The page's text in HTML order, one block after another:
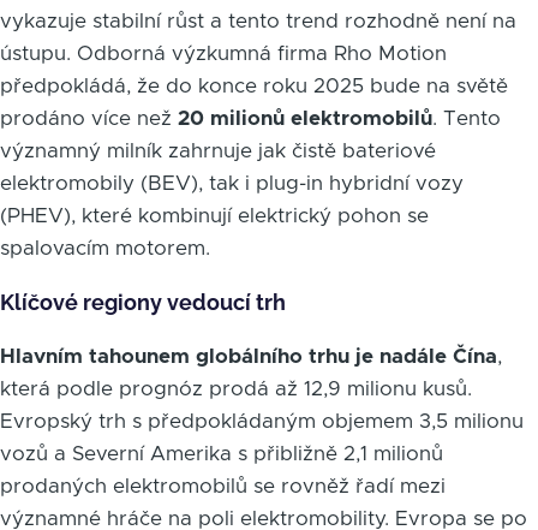
vykazuje stabilní růst a tento trend rozhodně není na
ústupu. Odborná výzkumná firma Rho Motion
předpokládá, že do konce roku 2025 bude na světě
prodáno více než 20 milionů elektromobilů. Tento
významný milník zahrnuje jak čistě bateriové
elektromobily (BEV), tak i plug-in hybridní vozy
(PHEV), které kombinují elektrický pohon se
spalovacím motorem.
Klíčové regiony vedoucí trh
Hlavním tahounem globálního trhu je nadále Čína,
která podle prognóz prodá až 12,9 milionu kusů.
Evropský trh s předpokládaným objemem 3,5 milionu
vozů a Severní Amerika s přibližně 2,1 milionů
prodaných elektromobilů se rovněž řadí mezi
významné hráče na poli elektromobility. Evropa se po